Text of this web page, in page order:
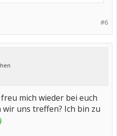
#6
mich wieder bei euch
wir uns treffen? Ich bin zu